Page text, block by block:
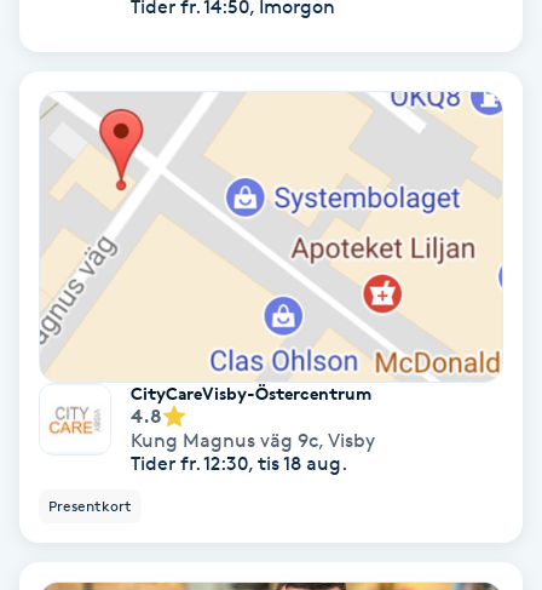
Naprapati
Navelpiercing
NBE-massage
Ny frisyr
Olaplex
Olaplexbehandling
Tider fr. 14:50, Imorgon
CityCareVisby-Östercentrum
4.8
Kung Magnus väg 9c, Visby
Tider fr. 12:30, tis 18 aug.
Presentkort